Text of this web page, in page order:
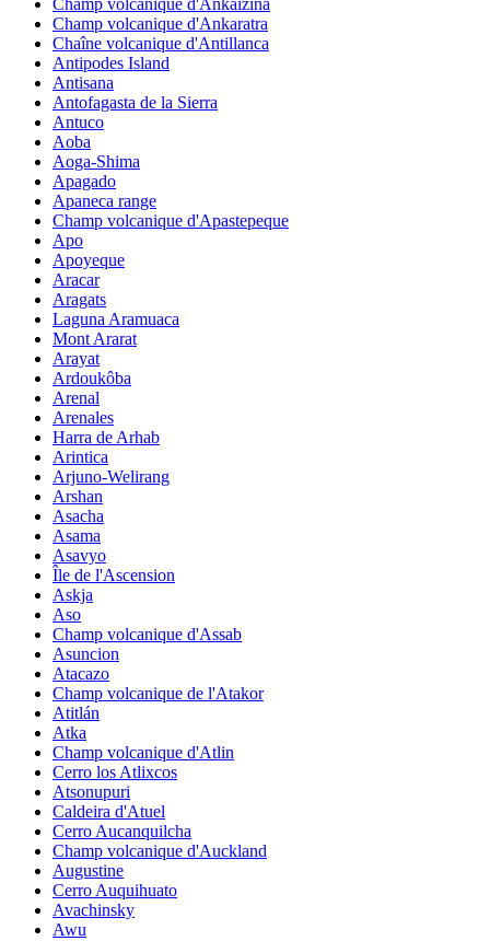
Champ volcanique d'Ankaratra
Chaîne volcanique d'Antillanca
Antipodes Island
Antisana
Antofagasta de la Sierra
Antuco
Aoba
Aoga-Shima
Apagado
Apaneca range
Champ volcanique d'Apastepeque
Apo
Apoyeque
Aracar
Aragats
Laguna Aramuaca
Mont Ararat
Arayat
Ardoukôba
Arenal
Arenales
Harra de Arhab
Arintica
Arjuno-Welirang
Arshan
Asacha
Asama
Asavyo
Île de l'Ascension
Askja
Aso
Champ volcanique d'Assab
Asuncion
Atacazo
Champ volcanique de l'Atakor
Atitlán
Atka
Champ volcanique d'Atlin
Cerro los Atlixcos
Atsonupuri
Caldeira d'Atuel
Cerro Aucanquilcha
Champ volcanique d'Auckland
Augustine
Cerro Auquihuato
Avachinsky
Awu